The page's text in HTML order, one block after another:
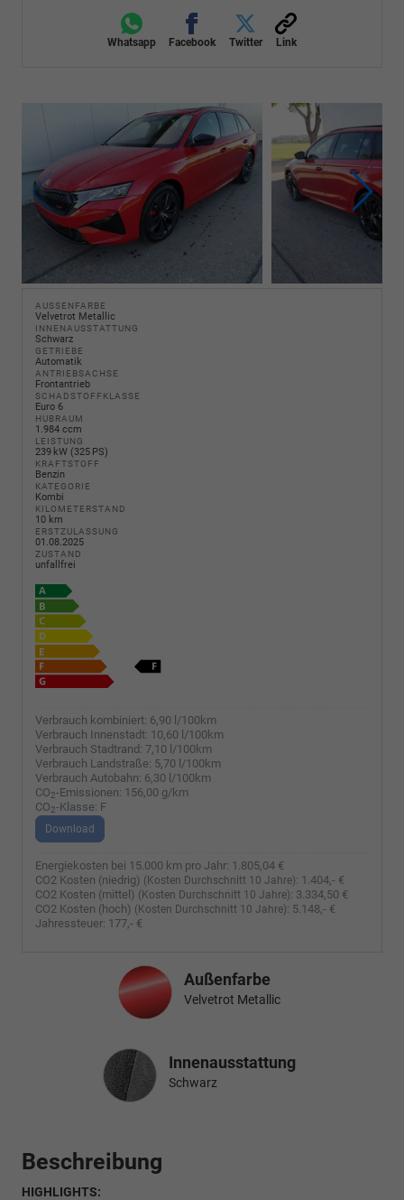
Whatsapp Facebook Twitter Link
AUSSENFARBE
Velvetrot Metallic
INNENAUSSTATTUNG
Schwarz
GETRIEBE
Automatik
ANTRIEBSACHSE
Frontantrieb
SCHADSTOFFKLASSE
Euro 6
HUBRAUM
1.984 ccm
LEISTUNG
239 kW (325 PS)
KRAFTSTOFF
Benzin
KATEGORIE
Kombi
KILOMETERSTAND
10 km
ERSTZULASSUNG
01.08.2025
ZUSTAND
unfallfrei
Verbrauch kombiniert: 6,90 l/100km
Verbrauch Innenstadt: 10,60 l/100km
Verbrauch Stadtrand: 7,10 l/100km
Verbrauch Landstraße: 5,70 l/100km
Verbrauch Autobahn: 6,30 l/100km
CO2-Emissionen: 156,00 g/km
CO2-Klasse: F
Download
Energiekosten bei 15.000 km pro Jahr: 1.805,04 €
CO2 Kosten (niedrig) (Kosten Durchschnitt 10 Jahre): 1.404,- €
CO2 Kosten (mittel) (Kosten Durchschnitt 10 Jahre): 3.334,50 €
CO2 Kosten (hoch) (Kosten Durchschnitt 10 Jahre): 5.148,- €
Jahressteuer: 177,- €
Außenfarbe
Velvetrot Metallic
InnenausstattungInnenausstattung
Schwarz
Beschreibung
HIGHLIGHTS: